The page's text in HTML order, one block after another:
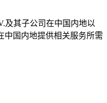
及其子公司在中国内地以
中国内地提供相关服务所需